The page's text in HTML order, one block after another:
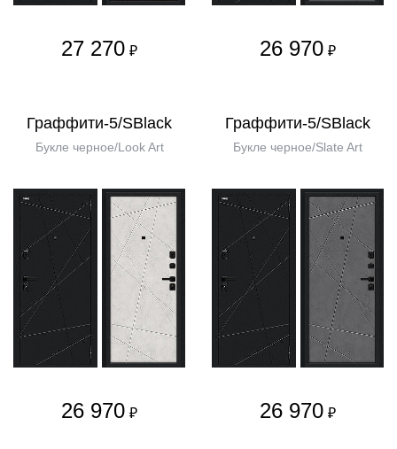
27 270 ₽ 26 970 ₽
Граффити-5/SBlack
Букле черное/Look Art
26 970 ₽
Граффити-5/SBlack
Букле черное/Slate Art
26 970 ₽